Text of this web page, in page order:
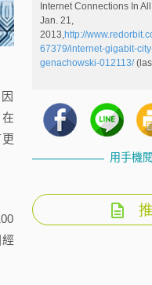
Internet Connections In
Jan. 21,
2013,http://
67379/internet-gigabit-
genachowski-012113/
用手機